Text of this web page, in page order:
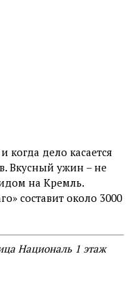
когда дело касается
Вкусный ужин – не
на Кремль.
составит около 3000
Националь 1 этаж